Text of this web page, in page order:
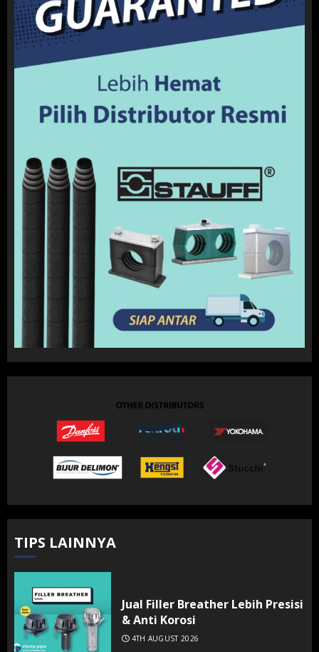
TIPS LAINNYA
Jual Filler Breather Lebih Presisi
& Anti Korosi
4TH AUGUST 2026